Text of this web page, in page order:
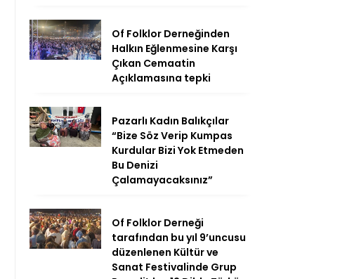
Of Folklor Derneğinden
Halkın Eğlenmesine Karşı
Çıkan Cemaatin
Açıklamasına tepki
Pazarlı Kadın Balıkçılar
“Bize Söz Verip Kumpas
Kurdular Bizi Yok Etmeden
Bu Denizi
Çalamayacaksınız”
Of Folklor Derneği
tarafından bu yıl 9’uncusu
düzenlenen Kültür ve
Sanat Festivalinde Grup